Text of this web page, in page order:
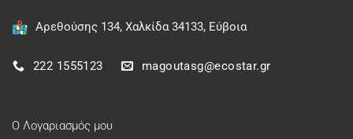
Αρεθούσης 134, Χαλκίδα 34133, Εύβοια
222 1555123 magoutasg@ecostar.gr
Ο Λογαριασμός μου